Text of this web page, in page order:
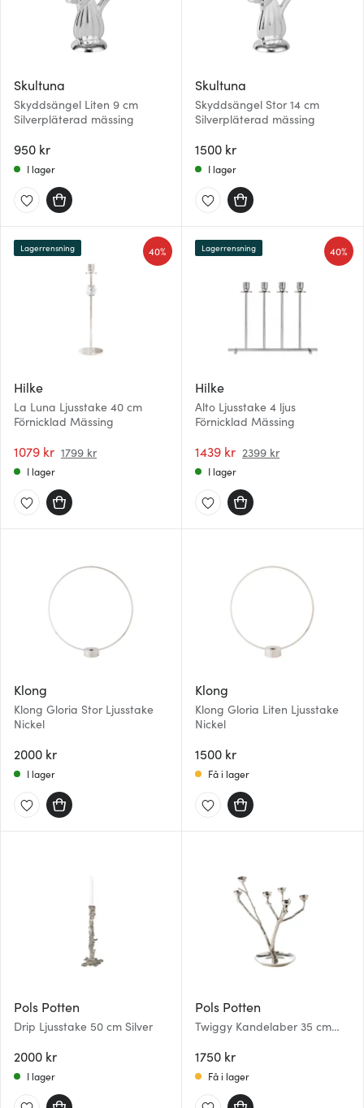
Skultuna
Skyddsängel Liten 9 cm
Silverpläterad mässing
950 kr
I lager
Skultuna
Skyddsängel Stor 14 cm
Silverpläterad mässing
1500 kr
I lager
Hilke
La Luna Ljusstake 40 cm
Förnicklad Mässing
1079 kr 1799 kr
40%
Lagerrensning
I lager
Hilke
Alto Ljusstake 4 ljus
Förnicklad Mässing
1439 kr 2399 kr
40%
Lagerrensning
I lager
Klong
Klong Gloria Stor Ljusstake
Nickel
2000 kr
I lager
Klong
Klong Gloria Liten Ljusstake
Nickel
1500 kr
Få i lager
Pols Potten
Drip Ljusstake 50 cm Silver
2000 kr
I lager
Pols Potten
Twiggy Kandelaber 35 cm
1750 kr
Få i lager